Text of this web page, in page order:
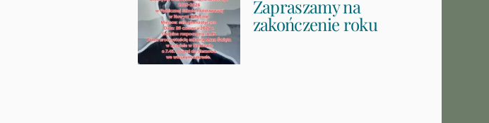
Zapraszamy na
zakończenie roku